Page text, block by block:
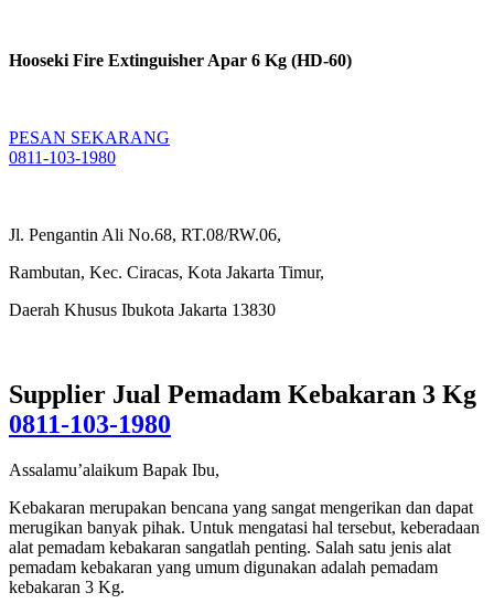
Hooseki Fire Extinguisher Apar 6 Kg (HD-60)
PESAN SEKARANG
0811-103-1980
Jl. Pengantin Ali No.68, RT.08/RW.06,
Rambutan, Kec. Ciracas, Kota Jakarta Timur,
Daerah Khusus Ibukota Jakarta 13830
Supplier Jual Pemadam Kebakaran 3 Kg
0811-103-1980
Assalamu’alaikum Bapak Ibu,
Kebakaran merupakan bencana yang sangat mengerikan dan dapat
merugikan banyak pihak. Untuk mengatasi hal tersebut, keberadaan
alat pemadam kebakaran sangatlah penting. Salah satu jenis alat
pemadam kebakaran yang umum digunakan adalah pemadam
kebakaran 3 Kg.